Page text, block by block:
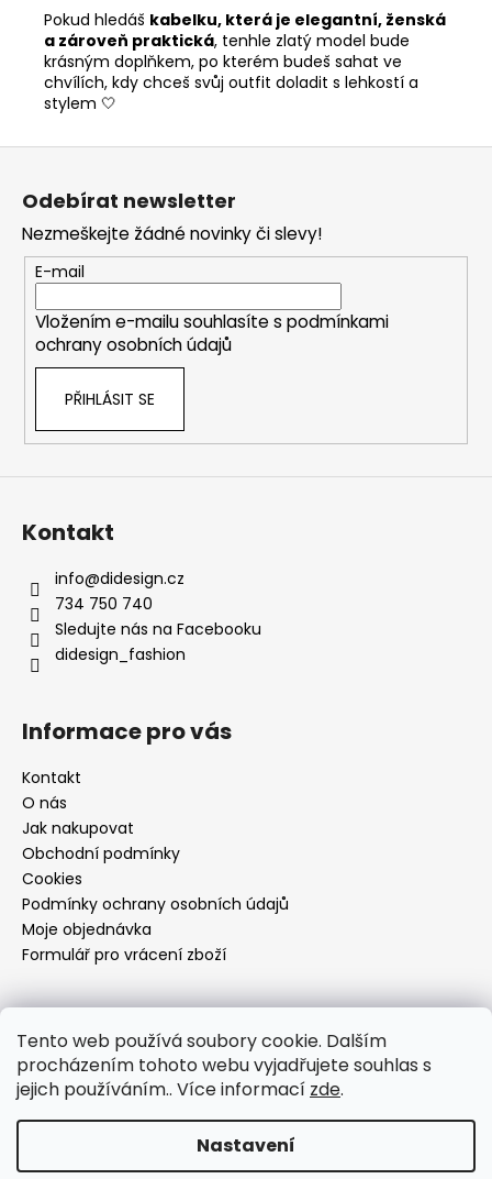
Tento web používá soubory cookie. Dalším
procházením tohoto webu vyjadřujete souhlas s
jejich používáním.. Více informací zde.
Nastavení
Pokud hledáš kabelku, která je elegantní, ženská
a zároveň praktická, tenhle zlatý model bude
krásným doplňkem, po kterém budeš sahat ve
chvílích, kdy chceš svůj outfit doladit s lehkostí a
stylem 🤍
Z
Odebírat newsletter
Nezmeškejte žádné novinky či slevy!
E-mail
Vložením e-mailu souhlasíte s podmínkami
ochrany osobních údajů
PŘIHLÁSIT SE
Kontakt
info@didesign.cz
734 750 740
Sledujte nás na Facebooku
didesign_fashion
Informace pro vás
Kontakt
O nás
Jak nakupovat
Obchodní podmínky
Cookies
Podmínky ochrany osobních údajů
Moje objednávka
Formulář pro vrácení zboží
Přijímáme online platby